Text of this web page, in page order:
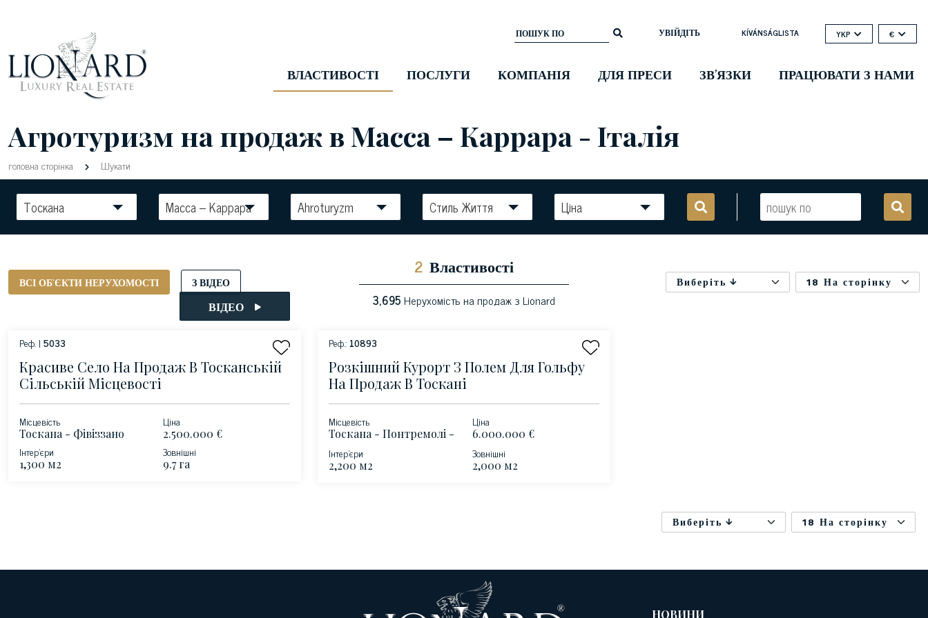
УВІЙДІТЬ KÍVÁNSÁGLISTA YKP €
ВЛАСТИВОСТІ ПОСЛУГИ КОМПАНІЯ ДЛЯ ПРЕСИ ЗВ'ЯЗКИ ПРАЦЮВАТИ З НАМИ
Агротуризм на продаж в Масса – Каррара - Італія
головна сторінка Шукати
Тоскана Масса – Каррара Ahroturyzm Стиль Життя Ціна
ВСІ ОБ'ЄКТИ НЕРУХОМОСТІ З ВІДЕО
2 Властивості
3,695Нерухомість на продаж з Lionard
Виберіть 18 На сторінку
ВІДЕО
Реф. | 5033
Красиве Село На Продаж В Тосканській
Сільській Місцевості
Місцевість
Тоскана - Фівіззано
Ціна
2.500.000 €
Інтер'єри
1,300 м2
Зовнішні
9.7 га
Реф.: 10893
Розкішний Курорт З Полем Для Гольфу
На Продаж В Тоскані
Місцевість
Тоскана - Понтремолі -
Ціна
6.000.000 €
Інтер'єри
2,200 м2
Зовнішні
2,000 м2
Виберіть 18 На сторінку
НОВИНИ